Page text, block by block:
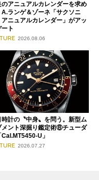
のアニュアルカレンダーを求め
A.ランゲ＆ゾーネ「サクソニ
アニュアルカレンダー」がアッ
ート
2026.08.06
時計の〝中身〟を問う。新型ム
メント深掘り鑑定術⑧チューダ
Cal.MT5450-U」
2026.07.27